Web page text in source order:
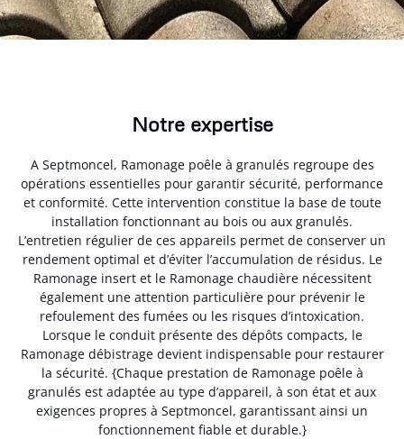
Notre expertise
A Septmoncel, Ramonage poêle à granulés regroupe des
opérations essentielles pour garantir sécurité, performance
et conformité. Cette intervention constitue la base de toute
installation fonctionnant au bois ou aux granulés.
L’entretien régulier de ces appareils permet de conserver un
rendement optimal et d’éviter l’accumulation de résidus. Le
Ramonage insert et le Ramonage chaudière nécessitent
également une attention particulière pour prévenir le
refoulement des fumées ou les risques d’intoxication.
Lorsque le conduit présente des dépôts compacts, le
Ramonage débistrage devient indispensable pour restaurer
la sécurité. {Chaque prestation de Ramonage poêle à
granulés est adaptée au type d’appareil, à son état et aux
exigences propres à Septmoncel, garantissant ainsi un
fonctionnement fiable et durable.}